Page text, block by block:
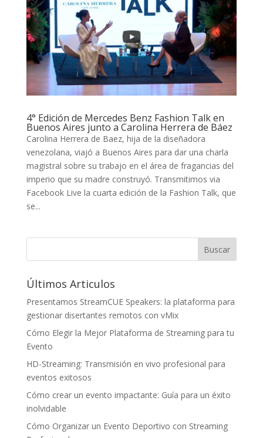
4° Edición de Mercedes Benz Fashion Talk en
Buenos Aires junto a Carolina Herrera de Báez
Carolina Herrera de Baez, hija de la diseñadora
venezolana, viajó a Buenos Aires para dar una charla
magistral sobre su trabajo en el área de fragancias del
imperio que su madre construyó. Transmitimos via
Facebook Live la cuarta edición de la Fashion Talk, que
se...
Últimos Articulos
Presentamos StreamCUE Speakers: la plataforma para
gestionar disertantes remotos con vMix
Cómo Elegir la Mejor Plataforma de Streaming para tu
Evento
HD-Streaming: Transmisión en vivo profesional para
eventos exitosos
Cómo crear un evento impactante: Guía para un éxito
inolvidable
Cómo Organizar un Evento Deportivo con Streaming